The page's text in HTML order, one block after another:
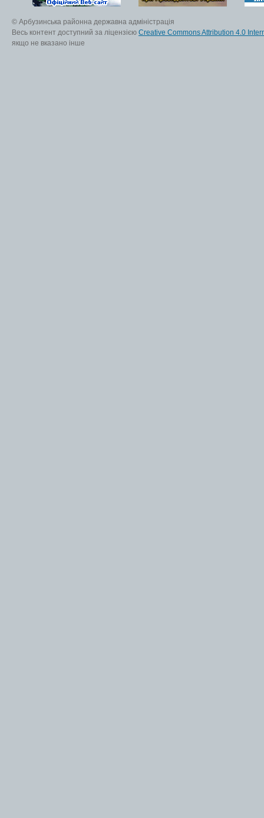
© Арбузинська районна державна адміністрація
Весь контент доступний за ліцензією Creative Commons Attribution 4.0
якщо не вказано інше